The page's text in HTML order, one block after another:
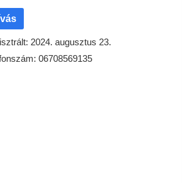
2024. augusztus 23.
06708569135